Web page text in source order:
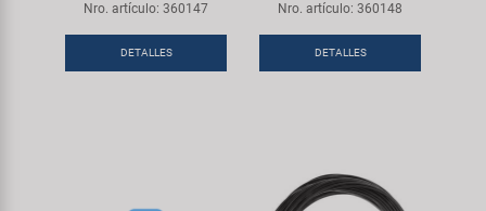
Nro. artículo: 360147
DETALLES
Nro. artículo: 360148
DETALLES